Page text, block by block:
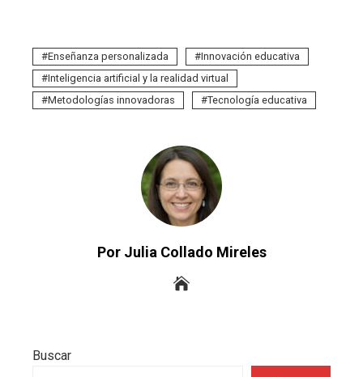
Enseñanza personalizada
Innovación educativa
Inteligencia artificial y la realidad virtual
Metodologías innovadoras
Tecnología educativa
Por Julia Collado Mireles
Buscar